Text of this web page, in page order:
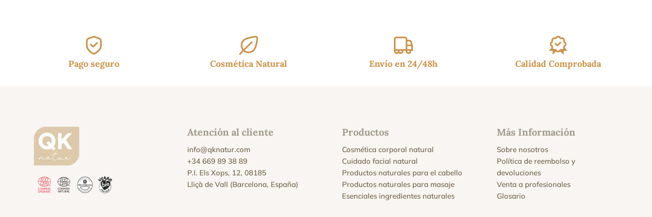
Pago seguro Cosmética Natural Envío en 24/48h Calidad Comprobada
Atención al cliente
info@qknatur.com
+34 669 89 38 89
P.I. Els Xops, 12, 08185
Lliçà de Vall (Barcelona, España)
Productos
Cosmética corporal natural
Cuidado facial natural
Productos naturales para el cabello
Productos naturales para masaje
Esenciales ingredientes naturales
Más Información
Sobre nosotros
Política de reembolso y
devoluciones
Venta a profesionales
Glosario